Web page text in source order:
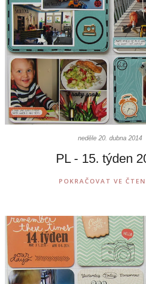
neděle 20. dubna 2014
PL - 15. týden
POKRAČOVAT VE